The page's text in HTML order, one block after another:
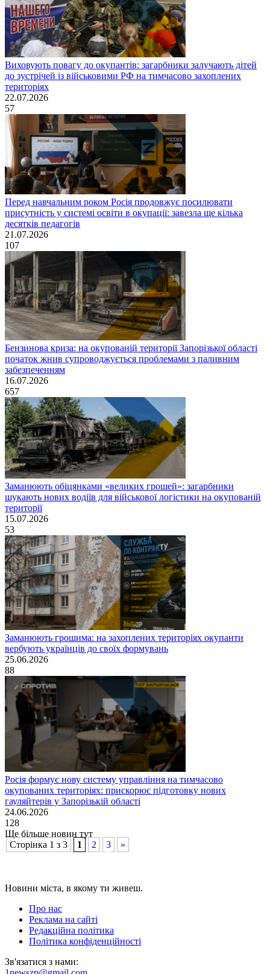
Виховують повагу до окупантів: загарбники залучають дітей
до зустрічей із військовими РФ на тимчасово захоплених
територіях
22.07.2026
57
Перед навчальним роком Росія продовжує посилювати
присутність у системі освіти в окупації: завезла ще кілька
десятків педагогів
21.07.2026
107
Бензинова криза: на окупованій території Запорізької області
початок жнив супроводжується проблемами з паливним
забезпеченням
16.07.2026
657
Заманюють обіцянками «великих грошей»: загарбники
шукають нових водіїв для військової логістики на окупованій
території
15.07.2026
53
Заманюють грошима: на захоплених територіях окупанти
вербують українців до своїх формувань
25.06.2026
88
Росія формує нову систему управління на тимчасово
окупованих територіях: прискорює підготовку нових
гауляйтерів у Запорізькій області
24.06.2026
128
Ще бiльше новин тут
Сторінка 1 з 3
1 2 3 »
Новини мiста, в якому ти живеш.
Про нас
Реклама на сайті
Редакційна політика
Політика конфіденційності
Зв'язатися з нами: